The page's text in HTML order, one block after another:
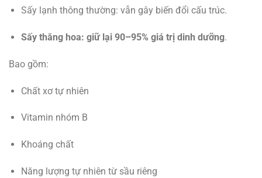
Sấy lạnh thông thường: vẫn gây biến đổi cấu trúc.
Sấy thăng hoa: giữ lại 90–95% giá trị dinh dưỡng.
Bao gồm:
Chất xơ tự nhiên
Vitamin nhóm B
Khoáng chất
Năng lượng tự nhiên từ sầu riêng